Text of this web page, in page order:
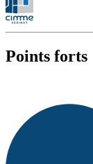
Points forts